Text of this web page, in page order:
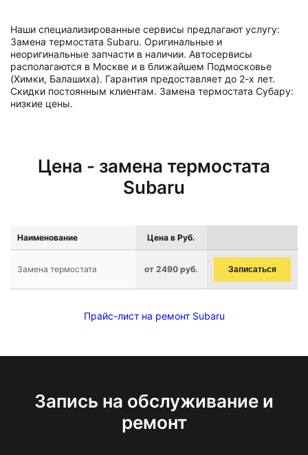
Наши специализированные сервисы предлагают услугу:
Замена термостата Subaru. Оригинальные и
неоригинальные запчасти в наличии. Автосервисы
располагаются в Москве и в ближайшем Подмосковье
(Химки, Балашиха). Гарантия предоставляет до 2-х лет.
Скидки постоянным клиентам. Замена термостата Субару:
низкие цены.
Цена - замена термостата
Subaru
Наименование Цена в Руб.
Замена термостата от 2490 руб. Записаться
Прайс-лист на ремонт Subaru
Запись на обслуживание и
ремонт